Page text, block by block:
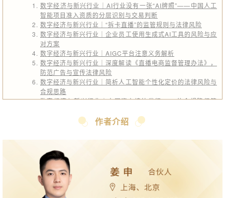
数字经济与新兴行业｜AI行业没有一张“AI牌照”——中国人工
智能项目准入资质的分层识别与交易判断
数字经济与新兴行业｜“拆卡直播”的监管规则与法律风险
数字经济与新兴行业｜企业员工使用生成式AI工具的风险与应
对方案
数字经济与新兴行业｜AIGC平台注意义务解析
数字经济与新兴行业｜深度解读《直播电商监督管理办法》，
防范广告与宣传法律风险
数字经济与新兴行业｜简析人工智能个性化定价的法律风险与
合规思路
数字经济与新兴行业｜中国资产境外发行RWA的合规路径简
数字经济与新兴行业｜短剧投资常见争议及风险防范
数字经济与新兴行业｜《直播电商监督管理办法》要点分析与
数字经济与新兴行业｜人工智能生成合成内容标识义务新规解
读、问题探讨与合规建议（上）
作者介绍